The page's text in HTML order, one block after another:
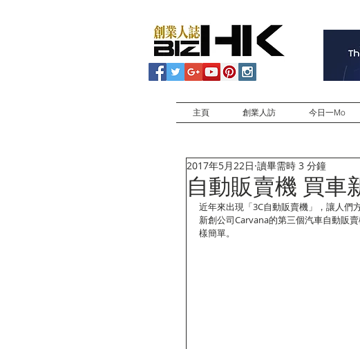
主頁 創業人訪 今日一Mo
自動販賣機 買車
2017年5月22日 讀畢需時 3 分鐘
近年來出現「3C自動販賣機」，讓人們
新創公司Carvana的第三個汽車自動販
樣簡單。